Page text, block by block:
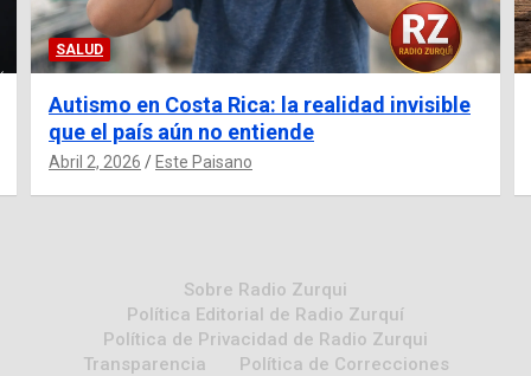
SALUD
Autismo en Costa Rica: la realidad invisible
que el país aún no entiende
Abril 2, 2026 Este Paisano
Sobre Radio Zurqui
Política Editorial de Radio Zurquí
Política de Privacidad de Radio Zurqui
Transparencia
Política de Correcciones